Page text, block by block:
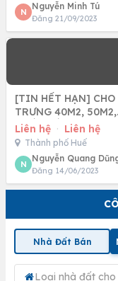
Nhà Đất Bán
Loại nhà đất cho
N
Nguyễn Minh Tú
Đăng 21/09/2023
[TIN HẾT HẠN] CHO
TRƯNG 40M2,
PHỐ HUẾ, LÊ VĂN
Liên hệ · Liên hệ
Thành phố Huế
N
Nguyễn Quang
Đăng 14/06/2023